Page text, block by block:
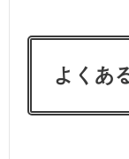
よくあ